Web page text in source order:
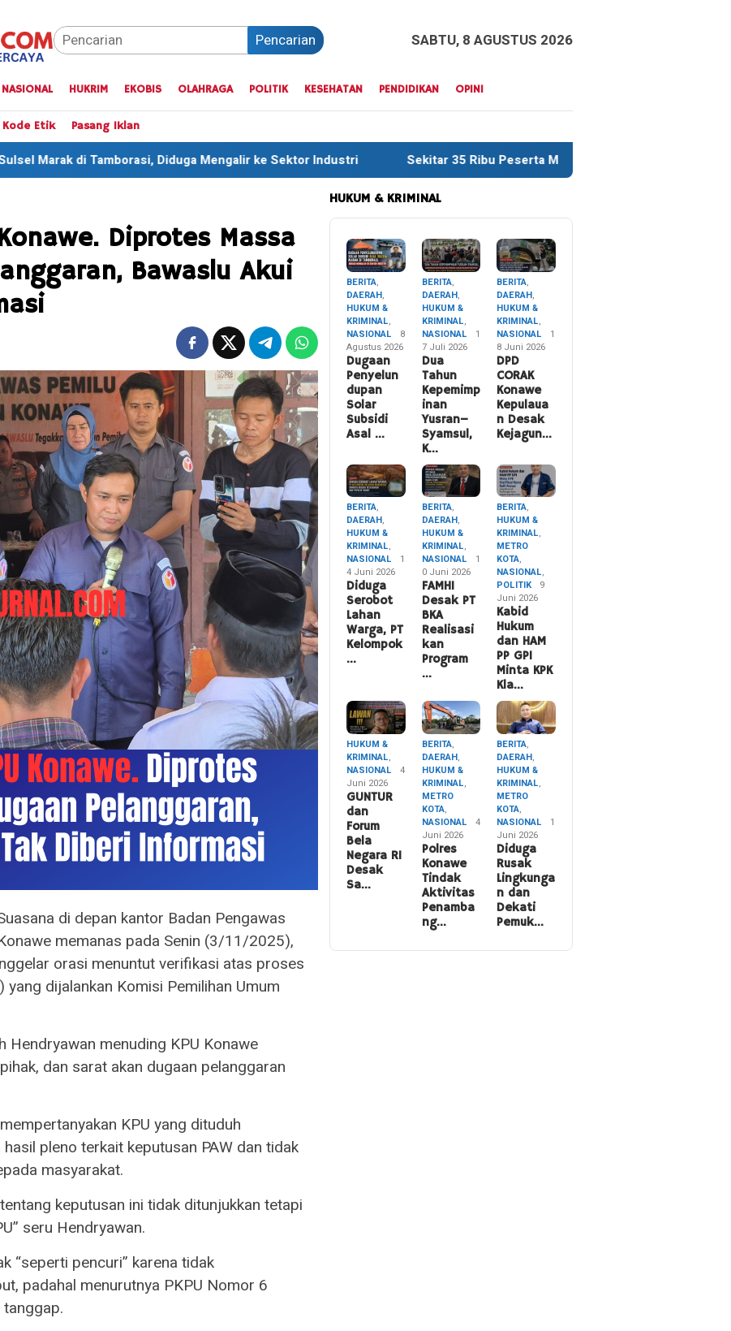
Pencarian SABTU, 8 AGUSTUS 2026
NASIONAL HUKRIM EKOBIS OLAHRAGA POLITIK KESEHATAN PENDIDIKAN OPINI
Kode Etik Pasang Iklan
Diduga Mengalir ke Sektor Industri Sekitar 35 Ribu Peserta Meriahkan Defile HUT RI ke-81 di Konawe
Diprotes Massa
Bawaslu Akui
di depan kantor Badan Pengawas
memanas pada Senin (3/11/2025),
orasi menuntut verifikasi atas proses
yang dijalankan Komisi Pemilihan Umum
Hendryawan menuding KPU Konawe
dan sarat akan dugaan pelanggaran
KPU yang dituduh
pleno terkait keputusan PAW dan tidak
masyarakat.
keputusan ini tidak ditunjukkan tetapi
seru Hendryawan.
“seperti pencuri” karena tidak
padahal menurutnya PKPU Nomor 6
HUKUM & KRIMINAL
BERITA,
DAERAH,
HUKUM &
KRIMINAL,
NASIONAL
8
Agustus 2026
Dugaan
Penyelun
dupan
Solar
Subsidi
Asal …
BERITA,
DAERAH,
HUKUM &
KRIMINAL,
NASIONAL
1
7 Juli 2026
Dua
Tahun
Kepemimp
inan
Yusran–
Syamsul,
K…
BERITA,
DAERAH,
HUKUM &
KRIMINAL,
NASIONAL
1
8 Juni 2026
DPD
CORAK
Konawe
Kepulaua
n Desak
Kejagun…
BERITA,
DAERAH,
HUKUM &
KRIMINAL,
NASIONAL
1
4 Juni 2026
Diduga
Serobot
Lahan
Warga, PT
Kelompok
…
BERITA,
DAERAH,
HUKUM &
KRIMINAL,
NASIONAL
1
0 Juni 2026
FAMHI
Desak PT
BKA
Realisasi
kan
Program
…
BERITA,
HUKUM &
KRIMINAL,
METRO
KOTA,
NASIONAL,
POLITIK
9
Juni 2026
Kabid
Hukum
dan HAM
PP GPI
Minta KPK
Kla…
HUKUM &
KRIMINAL,
NASIONAL
4
Juni 2026
GUNTUR
dan
Forum
Bela
Negara RI
Desak
Sa…
BERITA,
DAERAH,
HUKUM &
KRIMINAL,
METRO
KOTA,
NASIONAL
4
Juni 2026
Polres
Konawe
Tindak
Aktivitas
Penamba
ng…
BERITA,
DAERAH,
HUKUM &
KRIMINAL,
METRO
KOTA,
NASIONAL
1
Juni 2026
Diduga
Rusak
Lingkunga
n dan
Dekati
Pemuk…